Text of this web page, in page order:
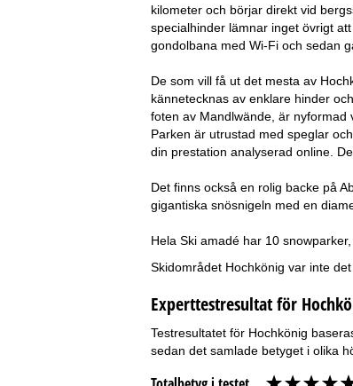
kilometer och börjar direkt vid
specialhinder lämnar inget övrigt
gondolbana med Wi-Fi och sedan
De som vill få ut det mesta av
kännetecknas av enklare hinder
foten av Mandlwände, är nyformad
Parken är utrustad med speglar
din prestation analyserad online.
Det finns också en rolig backe på
gigantiska snösnigeln med en
Hela Ski amadé har 10
Skidområdet Hochkönig var inte
Experttestresultat för
Testresultatet för Hochkönig
sedan det samlade betyget i olika